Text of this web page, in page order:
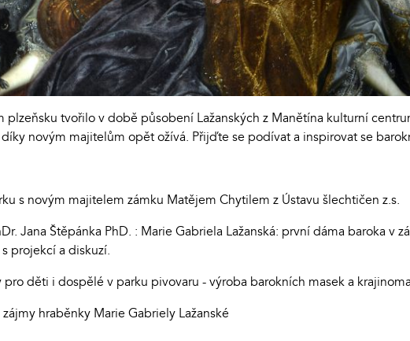
plzeňsku tvořilo v době působení Lažanských z Manětína kulturní
novým majitelům opět ožívá. Přijďte se podívat a inspirovat se
s novým majitelem zámku Matějem Chytilem z Ústavu šlechtičen z.s.
Jana Štěpánka PhD. : Marie Gabriela Lažanská: první dáma baroka v
projekcí a diskuzí.
děti i dospělé v parku pivovaru - výroba barokních masek a
hraběnky Marie Gabriely Lažanské